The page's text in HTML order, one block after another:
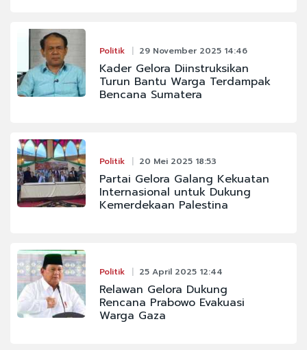
Politik 29 November 2025 14:46
Kader Gelora Diinstruksikan
Turun Bantu Warga Terdampak
Bencana Sumatera
Politik 20 Mei 2025 18:53
Partai Gelora Galang Kekuatan
Internasional untuk Dukung
Kemerdekaan Palestina
Politik 25 April 2025 12:44
Relawan Gelora Dukung
Rencana Prabowo Evakuasi
Warga Gaza